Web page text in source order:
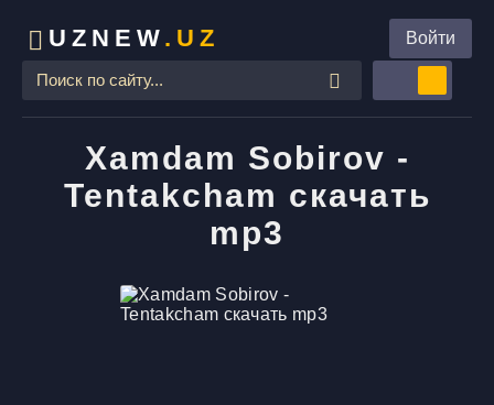
UZNEW .UZ Войти
Xamdam Sobirov -
Tentakcham скачать
mp3